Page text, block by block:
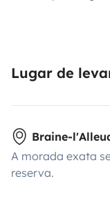
Lugar de
Braine-
A morada exata
reserva.